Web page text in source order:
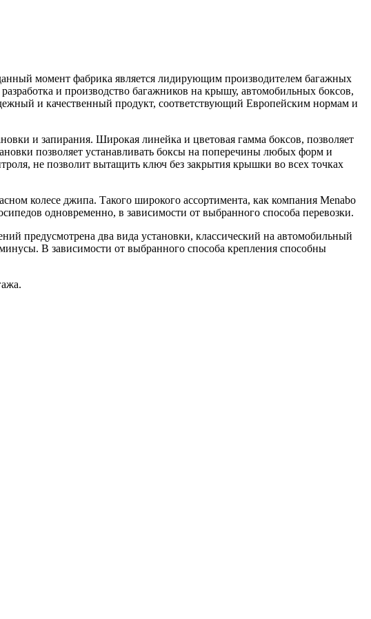
момент фабрика является лидирующим производителем багажных
и производство багажников на крышу, автомобильных боксов,
и качественный продукт, соответствующий Европейским нормам и
и запирания. Широкая линейка и цветовая гамма боксов, позволяет
позволяет устанавливать боксы на поперечины любых форм и
не позволит вытащить ключ без закрытия крышки во всех точках
колесе джипа. Такого широкого ассортимента, как компания Menabo
одновременно, в зависимости от выбранного способа перевозки.
предусмотрена два вида установки, классический на автомобильный
В зависимости от выбранного способа крепления способны